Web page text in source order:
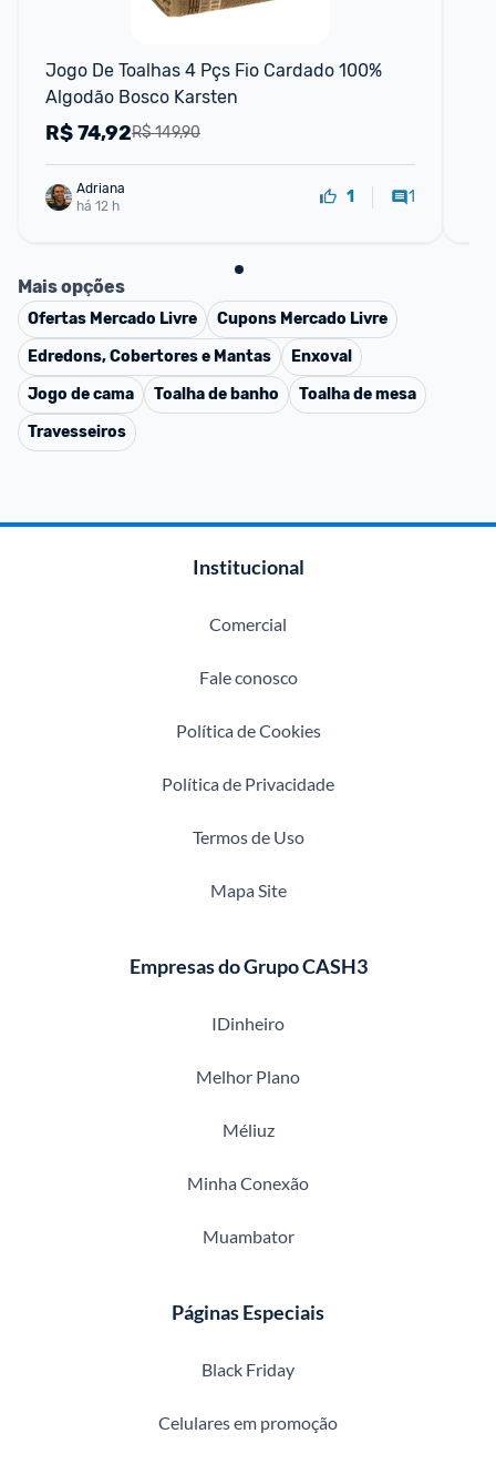
Jogo De Toalhas 4 Pçs Fio Cardado 100%
Algodão Bosco Karsten
R$ 149,90
R$74,92
Adriana
há 12 h
1 1
Mais opções
Ofertas Mercado Livre Cupons Mercado Livre
Edredons, Cobertores e Mantas
Enxoval
Jogo de cama
Toalha de banho
Toalha de mesa
Travesseiros
Institucional
Comercial
Fale conosco
Política de Cookies
Política de Privacidade
Termos de Uso
Mapa Site
Empresas do Grupo CASH3
IDinheiro
Melhor Plano
Méliuz
Minha Conexão
Muambator
Páginas Especiais
Black Friday
Celulares em promoção